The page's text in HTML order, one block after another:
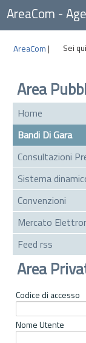
AreaCom -
AreaCom | Sei
Area
Home
Bandi Di Gara
Consultazioni
Sistema
Convenzioni
Mercato
Feed rss
Area
Codice di accesso
Nome Utente